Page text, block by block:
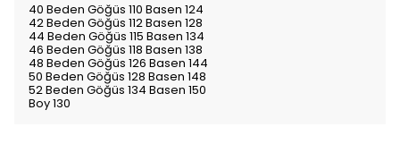
40 Beden Göğüs 110 Basen 124
42 Beden Göğüs 112 Basen 128
44 Beden Göğüs 115 Basen 134
46 Beden Göğüs 118 Basen 138
48 Beden Göğüs 126 Basen 144
50 Beden Göğüs 128 Basen 148
52 Beden Göğüs 134 Basen 150
Boy 130